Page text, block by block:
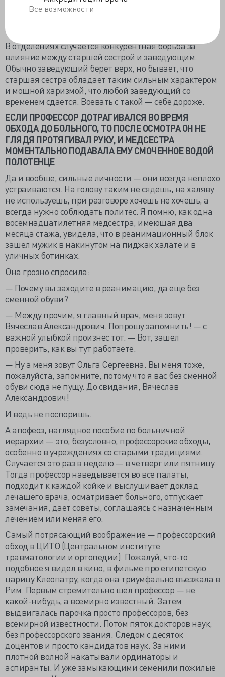
Все возможности
влиятельнее любого заместителя. И тогда все идут к
второстепенные.
В отделениях случается конкурентная борьба за
влияние между старшей сестрой и заведующим.
Обычно заведующий берет верх, но бывает, что
старшая сестра обладает таким сильным характером
и мощной харизмой, что любой заведующий со
временем сдается. Воевать с такой — себе дороже.
ЕСЛИ ПРОФЕССОР ДОТРАГИВАЛСЯ ВО ВРЕМЯ
ОБХОДА ДО БОЛЬНОГО, ТО ПОСЛЕ ОСМОТРА ОН НЕ
ГЛЯДЯ ПРОТЯГИВАЛ РУКУ, И МЕДСЕСТРА
МОМЕНТАЛЬНО ПОДАВАЛА ЕМУ СМОЧЕННОЕ ВОДОЙ
ПОЛОТЕНЦЕ
Да и вообще, сильные личности — они всегда неплохо
устраиваются. На голову таким не сядешь, на халяву
не используешь, при разговоре хочешь не хочешь, а
всегда нужно соблюдать политес. Я помню, как одна
восемнадцатилетняя медсестра, имеющая два
месяца стажа, увидела, что в реанимационный блок
зашел мужик в накинутом на пиджак халате и в
уличных ботинках.
Она грозно спросила:
— Почему вы заходите в реанимацию, да еще без
сменной обуви?
— Между прочим, я главный врач, меня зовут
Вячеслав Александрович. Попрошу запомнить! — с
важной улыбкой произнес тот. — Вот, зашел
проверить, как вы тут работаете.
— Ну а меня зовут Ольга Сергеевна. Вы меня тоже,
пожалуйста, запомните, потому что я вас без сменной
обуви сюда не пущу. До свидания, Вячеслав
Александрович!
И ведь не поспоришь.
А апофеоз, наглядное пособие по больничной
иерархии — это, безусловно, профессорские обходы,
особенно в учреждениях со старыми традициями.
Случается это раз в неделю — в четверг или пятницу.
Тогда профессор наведывается во все палаты,
подходит к каждой койке и выслушивает доклад
лечащего врача, осматривает больного, отпускает
замечания, дает советы, соглашаясь с назначенным
лечением или меняя его.
Самый потрясающий воображение — профессорский
обход в ЦИТО (Центральном институте
травматологии и ортопедии). Пожалуй, что-то
подобное я видел в кино, в фильме про египетскую
царицу Клеопатру, когда она триумфально въезжала в
Рим. Первым стремительно шел профессор — не
какой-нибудь, а всемирно известный. Затем
выдвигалась парочка просто профессоров, без
всемирной известности. Потом пяток докторов наук,
без профессорского звания. Следом с десяток
доцентов и просто кандидатов наук. За ними
плотной волной накатывали ординаторы и
аспиранты. И уже замыкающими семенили пожилые